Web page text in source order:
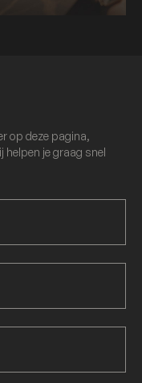
op deze pagina,
je graag snel